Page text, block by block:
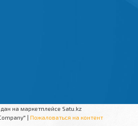
на маркетплейсе Satu.kz
TOO "TechSnab Company" | Пожаловаться на контент